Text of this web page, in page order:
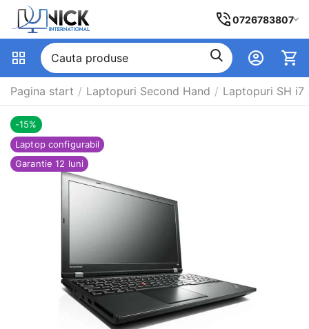
0726783807
Pagina start / Laptopuri Second Hand / Laptopuri SH i7
-15%
Laptop configurabil
Garantie 12 luni